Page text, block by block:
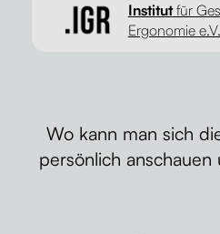
Institutfür
Ergonomie e.V.
Wo kann man sich
persönlich